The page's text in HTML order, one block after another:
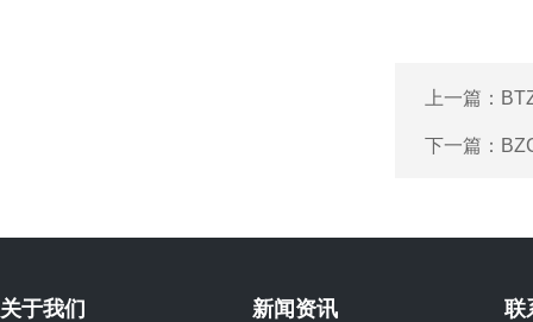
上一篇：
下一篇：
关于我们 新闻资讯 联